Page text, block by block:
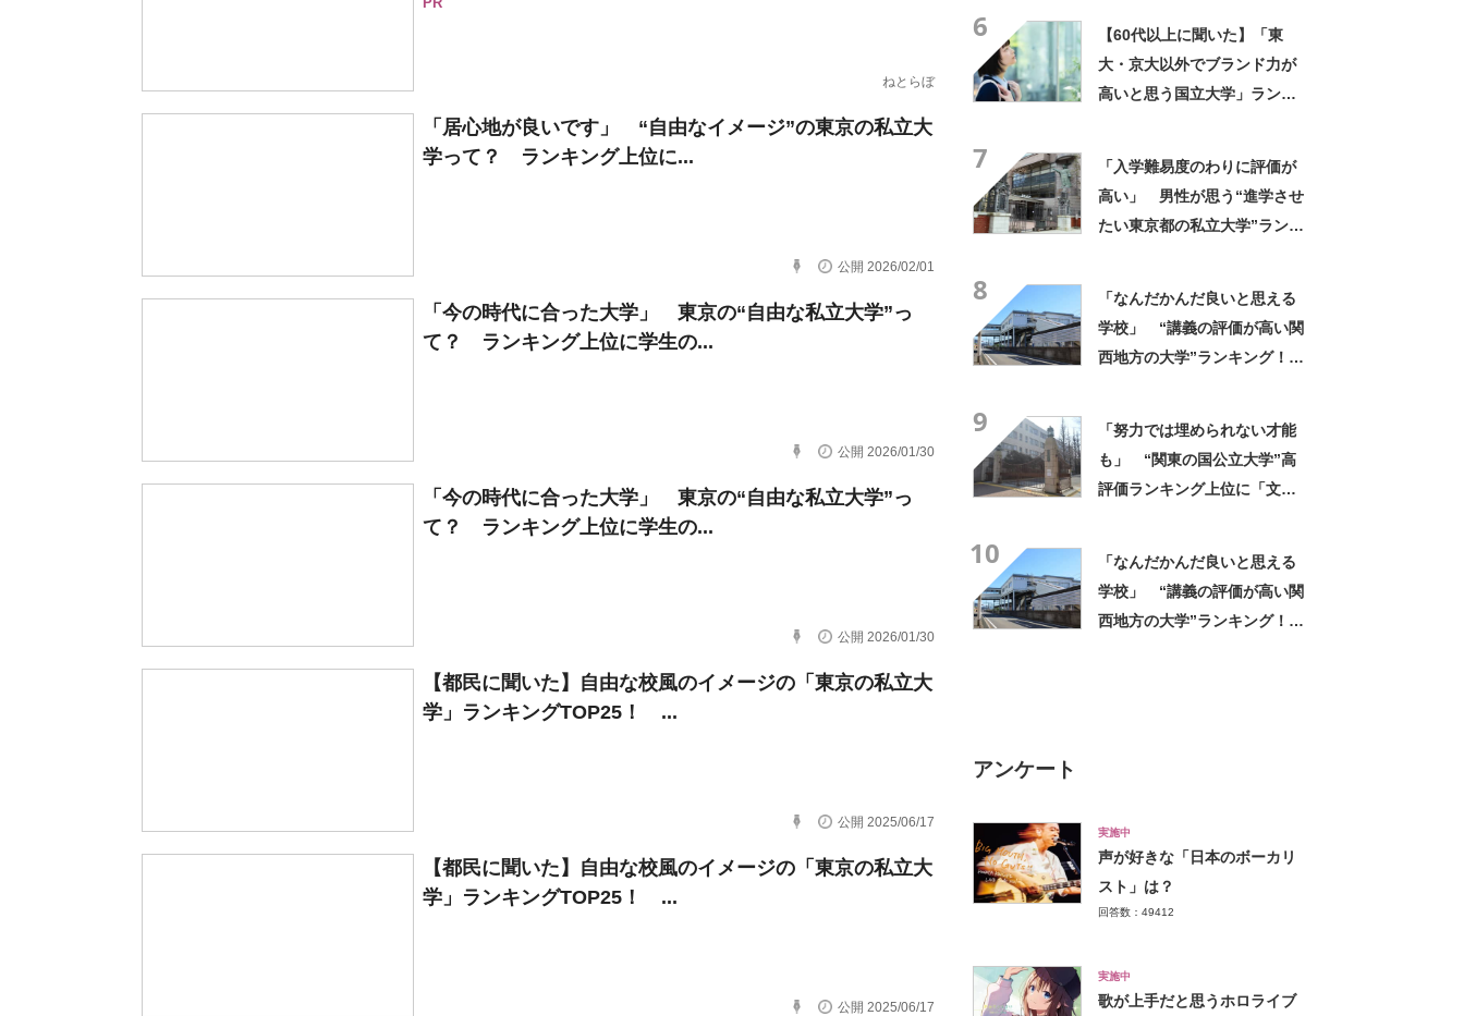
ねとらぼ
「居心地が良いです」 “自由なイメージ”の東京の私立大
学って？ ランキング上位に...
公開 2026/02/01
「今の時代に合った大学」 東京の“自由な私立大学”っ
て？ ランキング上位に学生の...
公開 2026/01/30
「今の時代に合った大学」 東京の“自由な私立大学”っ
て？ ランキング上位に学生の...
公開 2026/01/30
【都民に聞いた】自由な校風のイメージの「東京の私立大
学」ランキングTOP25！ ...
公開 2025/06/17
【都民に聞いた】自由な校風のイメージの「東京の私立大
学」ランキングTOP25！ ...
公開 2025/06/17
6
【60代以上に聞いた】「東
大・京大以外でブランド力が
高いと思う国立大学」ランキ
7
「入学難易度のわりに評価が
高い」 男性が思う“進学させ
たい東京都の私立大学”ランキ
8
「なんだかんだ良いと思える
学校」 “講義の評価が高い関
西地方の大学”ランキング！
9
「努力では埋められない才能
も」 “関東の国公立大学”高
評価ランキング上位に「文化
10
「なんだかんだ良いと思える
学校」 “講義の評価が高い関
西地方の大学”ランキング！
アンケート
実施中
声が好きな「日本のボーカリ
スト」は？
回答数：49412
実施中
歌が上手だと思うホロライブ